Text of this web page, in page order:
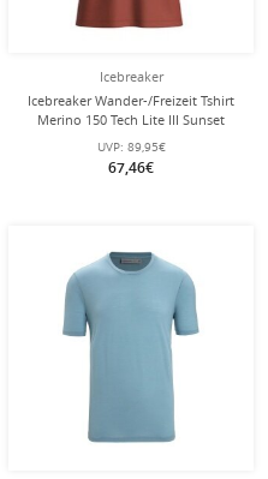
Icebreaker
Icebreaker Wander-/Freizeit Tshirt
Merino 150 Tech Lite III Sunset
Camp (100% Merinowolle) rot
Herren
UVP: 89,95€
67,46€